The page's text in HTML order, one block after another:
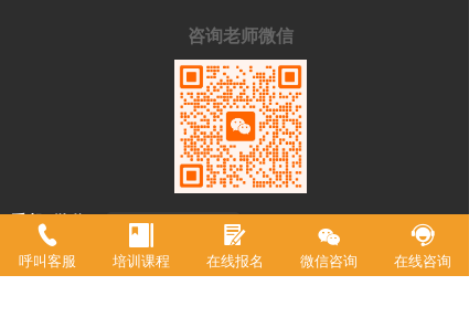
呼叫客服 培训课程 在线报名 微信咨询 在线咨询
咨询老师微信
手机/微信：
15215129787
学校地址：
重庆市渝中区中山二路196号附2号港天大厦A
栋一楼